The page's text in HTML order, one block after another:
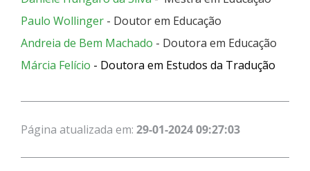
Paulo Wollinger - Doutor em Educação
Andreia de Bem Machado - Doutora em Educação
Márcia Felício - Doutora em Estudos da Tradução
Página atualizada em: 29-01-2024 09:27:03